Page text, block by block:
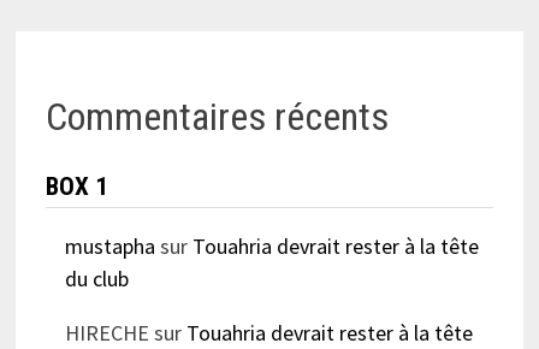
Commentaires récents
BOX 1
mustapha sur Touahria devrait rester à la tête
du club
HIRECHE sur Touahria devrait rester à la tête